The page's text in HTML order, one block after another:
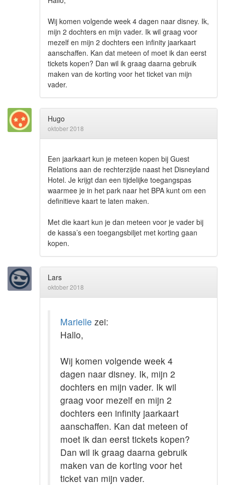
Wij komen volgende week 4 dagen naar disney. Ik,
mijn 2 dochters en mijn vader. Ik wil graag voor
mezelf en mijn 2 dochters een infinity jaarkaart
aanschaffen. Kan dat meteen of moet ik dan eerst
tickets kopen? Dan wil ik graag daarna gebruik
maken van de korting voor het ticket van mijn
vader.
Hugo
oktober 2018
Een jaarkaart kun je meteen kopen bij Guest
Relations aan de rechterzijde naast het Disneyland
Hotel. Je krijgt dan een tijdelijke toegangspas
waarmee je in het park naar het BPA kunt om een
definitieve kaart te laten maken.
Met die kaart kun je dan meteen voor je vader bij
de kassa’s een toegangsbiljet met korting gaan
kopen.
Lars
oktober 2018
Marielle zei:
Hallo,
Wij komen volgende week 4
dagen naar disney. Ik, mijn 2
dochters en mijn vader. Ik wil
graag voor mezelf en mijn 2
dochters een infinity jaarkaart
aanschaffen. Kan dat meteen of
moet ik dan eerst tickets kopen?
Dan wil ik graag daarna gebruik
maken van de korting voor het
ticket van mijn vader.